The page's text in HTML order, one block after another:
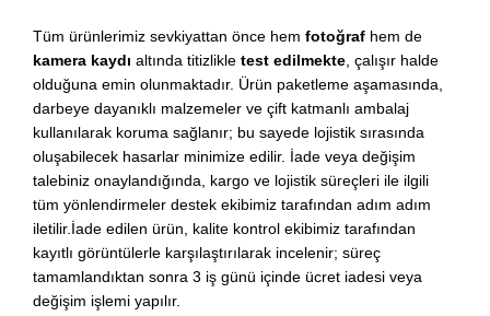
Tüm ürünlerimiz sevkiyattan önce hem fotoğraf hem de
kamera kaydı altında titizlikle test edilmekte , çalışır halde
olduğuna emin olunmaktadır. Ürün paketleme aşamasında,
darbeye dayanıklı malzemeler ve çift katmanlı ambalaj
kullanılarak koruma sağlanır; bu sayede lojistik sırasında
oluşabilecek hasarlar minimize edilir. İade veya değişim
talebiniz onaylandığında, kargo ve lojistik süreçleri ile ilgili
tüm yönlendirmeler destek ekibimiz tarafından adım adım
iletilir.İade edilen ürün, kalite kontrol ekibimiz tarafından
kayıtlı görüntülerle karşılaştırılarak incelenir; süreç
tamamlandıktan sonra 3 iş günü içinde ücret iadesi veya
değişim işlemi yapılır.